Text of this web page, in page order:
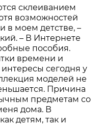
склеиванием
возможностей
в моем детстве, –
– В Интернете
пособия.
времени и
сегодня у
моделей не
Причина
предметам со
дома. В
детям, так и